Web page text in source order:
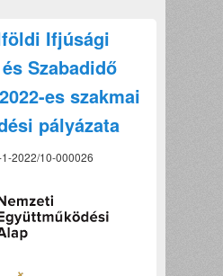
Ifjúsági
Szabadidő
es szakmai
pályázata
2022/10-000026